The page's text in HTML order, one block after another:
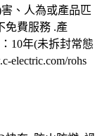
人為或產品匹
費服務 .產
10年(未拆封常態
electric.com/rohs